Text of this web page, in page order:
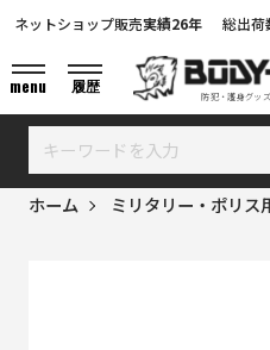
防犯・護身グッ
ネットショップ販売実績26年 総出荷
menu 履歴
ホーム ミリタリー・ポリス